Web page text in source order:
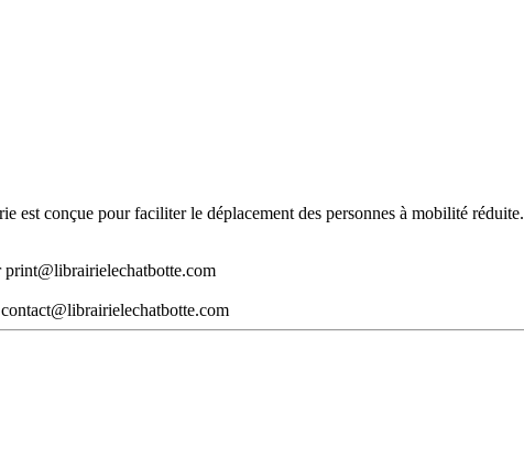
est conçue pour faciliter le déplacement des personnes à mobilité réduite.
print@librairielechatbotte.com